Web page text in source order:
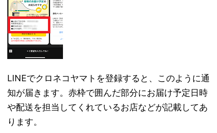
LINEでクロネコヤマトを登録すると、このように通
知が届きます。赤枠で囲んだ部分にお届け予定日時
や配送を担当してくれているお店などが記載してあ
ります。